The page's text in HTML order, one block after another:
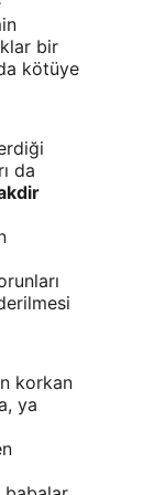
bir
kötüye
da
korkan
ya